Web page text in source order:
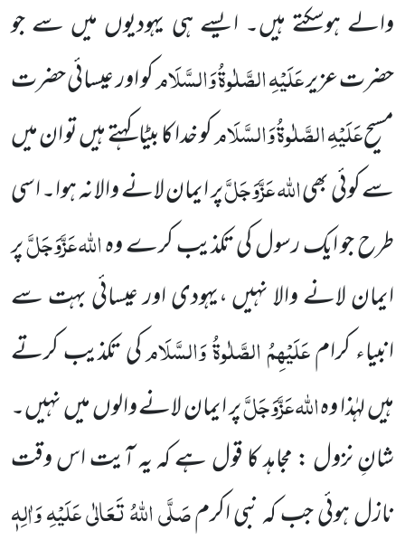
والے ہوسکتے ہیں۔ ایسے ہی یہودیوں میں سے جو
حضرت عزیرعَلَیْہِ الصَّلٰوۃُ وَالسَّلَامکو اور عیسائی حضرت
مسیحعَلَیْہِ الصَّلٰوۃُ وَالسَّلَامکو خدا کا بیٹا کہتے ہیں تو ان میں
سے کوئی بھیاللہ عَزَّوَجَلَّپر ایمان لانے والا نہ ہوا۔ اسی
طرح جو ایک رسول کی تکذیب کرے وہاللہعَزَّوَجَلَّپر
ایمان لانے والا نہیں ،یہودی اور عیسائی بہت سے
انبیاء کرامعَلَیْہِمُ الصَّلٰوۃُ وَالسَّلَامکی تکذیب کرتے
ہیں لہٰذا وہاللہعَزَّوَجَلَّپر ایمان لانے والوں میں نہیں۔
شانِ نزول : مجاہد کا قول ہے کہ یہ آیت اس وقت
نازل ہوئی جب کہ نبی اکرمصَلَّی اللہُ تَعَالٰی عَلَیْہِ وَاٰلِہٖ